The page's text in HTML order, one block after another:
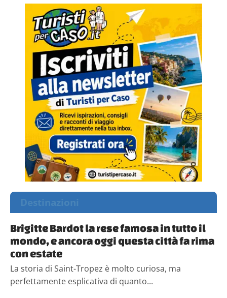
Destinazioni
Brigitte Bardot la rese famosa in tutto il
mondo, e ancora oggi questa città fa rima
con estate
La storia di Saint-Tropez è molto curiosa, ma
perfettamente esplicativa di quanto...